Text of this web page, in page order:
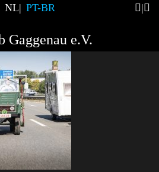
NL PT-BR
Gaggenau e.V.